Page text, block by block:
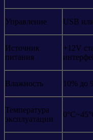
Управление USB
Источник
питания
+12V
Влажность 10% до
Температура
эксплуатации